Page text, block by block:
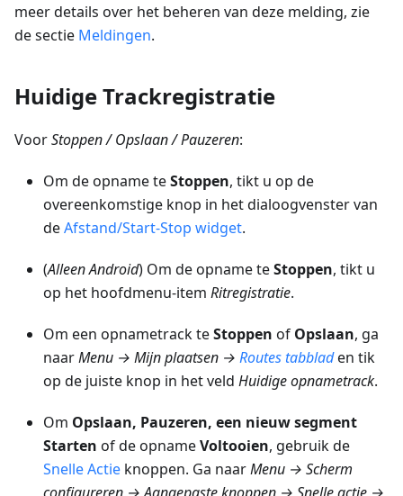
meer details over het beheren van deze melding, zie
de sectie Meldingen.
Huidige Trackregistratie
VoorStoppen / Opslaan / Pauzeren:
Om de opname teStoppen, tikt u op de
overeenkomstige knop in het dialoogvenster van
deAfstand/Start-Stop widget.
(Alleen Android) Om de opname teStoppen, tikt u
op het hoofdmenu-item Ritregistratie.
Om een opnametrack teStoppen of Opslaan, ga
naarMenu → Mijn plaatsen → Routestabbladen tik
op de juiste knop in het veld Huidige opnametrack.
Om Opslaan, Pauzeren, een nieuw segment
Starten of de opnameVoltooien, gebruik de
Snelle Actie knoppen. Ga naarMenu → Scherm